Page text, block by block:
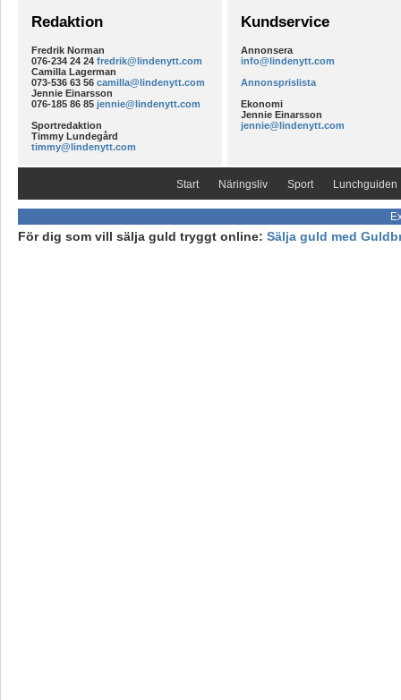
Redaktion
Fredrik Norman
076-234 24 24 fredrik@lindenytt.com
Camilla Lagerman
073-536 63 56 camilla@lindenytt.com
Jennie Einarsson
076-185 86 85 jennie@lindenytt.com
Sportredaktion
Timmy Lundegård
timmy@lindenytt.com
Kundservice
Annonsera
info@lindenytt.com
Annonsprislista
Ekonomi
Jennie Einarsson
jennie@lindenytt.com
Start Näringsliv Sport Lunchguiden
För dig som vill sälja guld tryggt online: Sälja guld med